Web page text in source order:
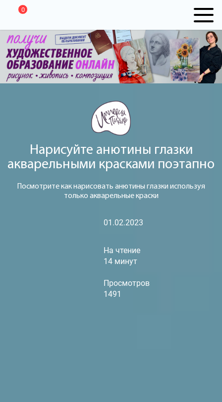
0
Нарисуйте анютины глазки
акварельными красками поэтапно
Посмотрите как нарисовать анютины глазки используя
только акварельные краски
01.02.2023
На чтение
14 минут
Просмотров
1491